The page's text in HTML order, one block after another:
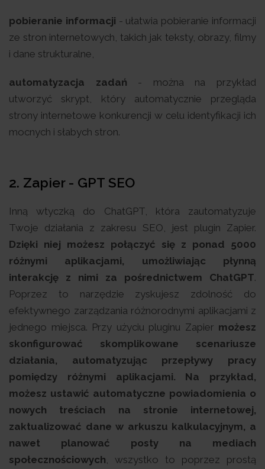
pobieranie informacji - ułatwia pobieranie informacji
ze stron internetowych, takich jak teksty, obrazy, filmy
i dane strukturalne,
automatyzacja zadań - można na przykład
utworzyć skrypt, który automatycznie przegląda
strony internetowe konkurencji w celu identyfikacji ich
mocnych i słabych stron.
2. Zapier - GPT SEO
Inną wtyczką do ChatGPT, która zautomatyzuje
Twoje działania z zakresu SEO, jest plugin Zapier.
Dzięki niej możesz połączyć się z ponad 5000
różnymi aplikacjami, umożliwiając płynną
interakcję z nimi za pośrednictwem ChatGPT.
Poprzez to narzędzie zyskujesz zdolność do
efektywnego zarządzania różnorodnymi aplikacjami z
jednego miejsca. Przy użyciu pluginu Zapier możesz
skonfigurować skomplikowane scenariusze
działania, automatyzując przepływy pracy
pomiędzy różnymi aplikacjami. Na przykład,
możesz ustawić automatyczne powiadomienia o
nowych treściach na stronie internetowej,
zaktualizować dane w arkuszu kalkulacyjnym, a
nawet planować posty na mediach
społecznościowych , wszystko to poprzez prostą